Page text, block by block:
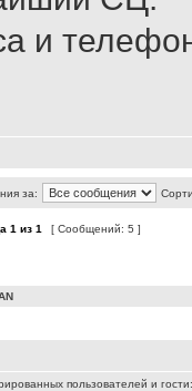
и
за:
1 из 1 [ Сообщений: 5 ]
пользователей и